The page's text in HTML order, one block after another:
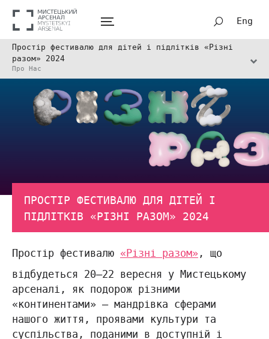
Eng
Простір фестивалю для дітей і підлітків «Різні
разом» 2024
Про Нас
ПРОСТІР ФЕСТИВАЛЮ ДЛЯ ДІТЕЙ І
ПІДЛІТКІВ «РІЗНІ РАЗОМ» 2024
Простір фестивалю «Різні разом», що
відбудеться 20–22 вересня у Мистецькому
арсеналі, як подорож різними
«континентами» — мандрівка сферами
нашого життя, проявами культури та
суспільства, поданими в доступній і